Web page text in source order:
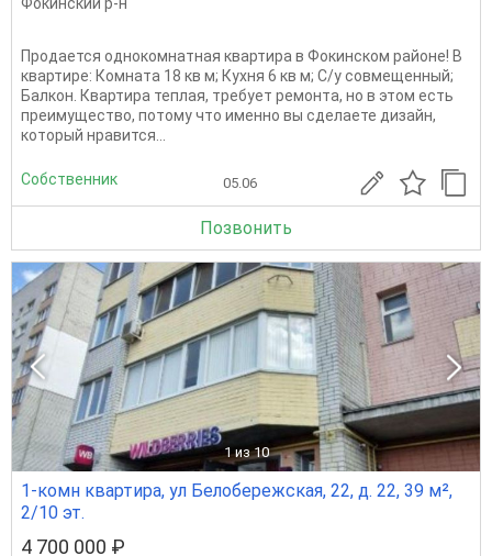
Фокинский р-н
Продается однокомнатная квартира в Фокинском районе! В
квартире: Комната 18 кв м; Кухня 6 кв м; С/у совмещенный;
Балкон. Квартира теплая, требует ремонта, но в этом есть
преимущество, потому что именно вы сделаете дизайн,
который нравится...
Собственник 05.06
Позвонить
1 из 10
1-комн квартира, ул Белобережская, 22, д. 22, 39 м²,
2/10 эт.
4 700 000 ₽